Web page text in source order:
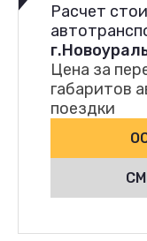
Расчет
Цена за
габаритов
поездки